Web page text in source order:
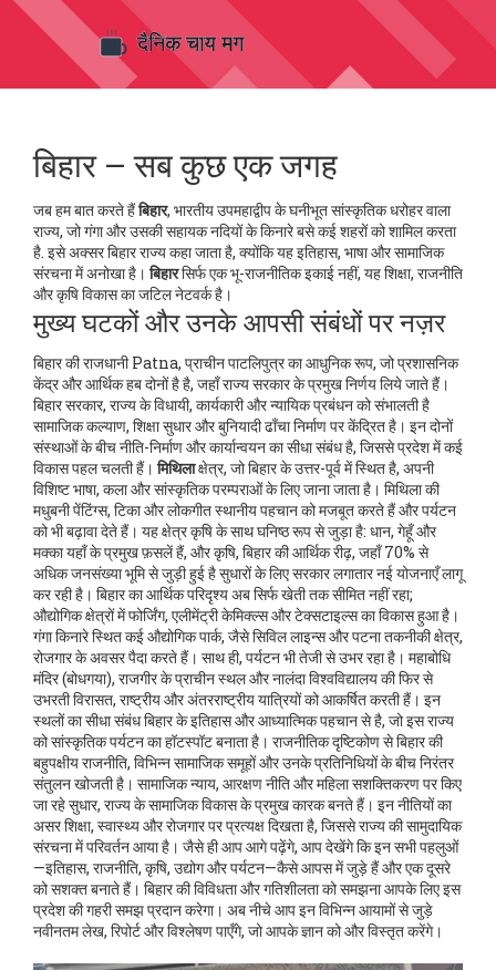
बिहार – सब कुछ एक जगह
जब हम बात करते हैंबिहार, भारतीय उपमहाद्वीप के घनीभूत सांस्कृतिक धरोहर वाला
राज्य, जो गंगा और उसकी सहायक नदियों के किनारे बसे कई शहरों को शामिल करता
है. इसे अक्सरबिहार राज्यकहा जाता है, क्योंकि यह इतिहास, भाषा और सामाजिक
संरचना में अनोखा है।बिहारसिर्फ एक भू-राजनीतिक इकाई नहीं, यह शिक्षा, राजनीति
और कृषि विकास का जटिल नेटवर्क है।
मुख्य घटकों और उनके आपसी संबंधों पर नज़र
बिहार की राजधानीPatna, प्राचीन पाटलिपुत्र का आधुनिक रूप, जो प्रशासनिक
केंद्र और आर्थिक हब दोनों हैहै, जहाँ राज्य सरकार के प्रमुख निर्णय लिये जाते हैं।
बिहार सरकार, राज्य के विधायी, कार्यकारी और न्यायिक प्रबंधन को संभालती है
सामाजिक कल्याण, शिक्षा सुधार और बुनियादी ढाँचा निर्माण पर केंद्रित है। इन दोनों
संस्थाओं के बीच नीति-निर्माण और कार्यान्वयन का सीधा संबंध है, जिससे प्रदेश में कई
विकास पहल चलती हैं।मिथिलाक्षेत्र, जो बिहार के उत्तर-पूर्व में स्थित है, अपनी
विशिष्ट भाषा, कला और सांस्कृतिक परम्पराओं के लिए जाना जाता है। मिथिला की
मधुबनी पेंटिंग्स, टिका और लोकगीत स्थानीय पहचान को मजबूत करते हैं और पर्यटन
को भी बढ़ावा देते हैं। यह क्षेत्र कृषि के साथ घनिष्ठ रूप से जुड़ा है: धान, गेहूँ और
मक्का यहाँ के प्रमुख फ़सलें हैं, औरकृषि, बिहार की आर्थिक रीढ़, जहाँ 70% से
अधिक जनसंख्या भूमि से जुड़ी हुई हैसुधारों के लिए सरकार लगातार नई योजनाएँ लागू
कर रही है। बिहार का आर्थिक परिदृश्य अब सिर्फ खेती तक सीमित नहीं रहा;
औद्योगिक क्षेत्रों में फोर्जिंग, एलीमेंट्री केमिक्ल्स और टेक्सटाइल्स का विकास हुआ है।
गंगा किनारे स्थित कई औद्योगिक पार्क, जैसे सिविल लाइन्स और पटना तकनीकी क्षेत्र,
रोजगार के अवसर पैदा करते हैं। साथ ही, पर्यटन भी तेजी से उभर रहा है। महाबोधि
मंदिर (बोधगया), राजगीर के प्राचीन स्थल और नालंदा विश्वविद्यालय की फिर से
उभरती विरासत, राष्ट्रीय और अंतरराष्ट्रीय यात्रियों को आकर्षित करती हैं। इन
स्थलों का सीधा संबंध बिहार के इतिहास और आध्यात्मिक पहचान से है, जो इस राज्य
को सांस्कृतिक पर्यटन का हॉटस्पॉट बनाता है। राजनीतिक दृष्टिकोण से बिहार की
बहुपक्षीय राजनीति, विभिन्न सामाजिक समूहों और उनके प्रतिनिधियों के बीच निरंतर
संतुलन खोजती है। सामाजिक न्याय, आरक्षण नीति और महिला सशक्तिकरण पर किए
जा रहे सुधार, राज्य के सामाजिक विकास के प्रमुख कारक बनते हैं। इन नीतियों का
असर शिक्षा, स्वास्थ्य और रोजगार पर प्रत्यक्ष दिखता है, जिससे राज्य की सामुदायिक
संरचना में परिवर्तन आया है। जैसे ही आप आगे पढ़ेंगे, आप देखेंगे कि इन सभी पहलुओं
—इतिहास, राजनीति, कृषि, उद्योग और पर्यटन—कैसे आपस में जुड़े हैं और एक दूसरे
को सशक्त बनाते हैं। बिहार की विविधता और गतिशीलता को समझना आपके लिए इस
प्रदेश की गहरी समझ प्रदान करेगा। अब नीचे आप इन विभिन्न आयामों से जुड़े
नवीनतम लेख, रिपोर्ट और विश्लेषण पाएँगे, जो आपके ज्ञान को और विस्तृत करेंगे।